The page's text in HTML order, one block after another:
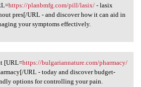
https://planbmfg.com/pill/lasix/- lasix
pres[/URL - and discover how it can aid in
your symptoms effectively.
[URL=https://bulgariannature.com/pharmacy/
URL - today and discover budget-
options for controlling your pain.